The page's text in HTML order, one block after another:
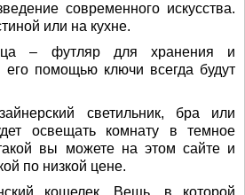
современного искусства.
или на кухне.
– футляр для хранения и
помощью ключи всегда будут
светильник, бра или
освещать комнату в темное
вы можете на этом сайте и
по низкой цене.
кошелек. Вещь, в которой